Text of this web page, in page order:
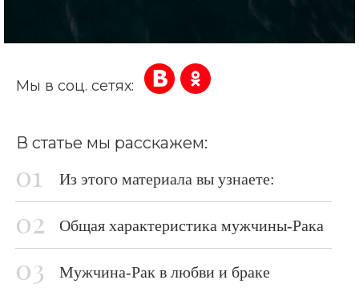
Мы в соц. сетях:
В статье мы расскажем:
Из этого материала вы узнаете:
Общая характеристика мужчины-Рака
Мужчина-Рак в любви и браке